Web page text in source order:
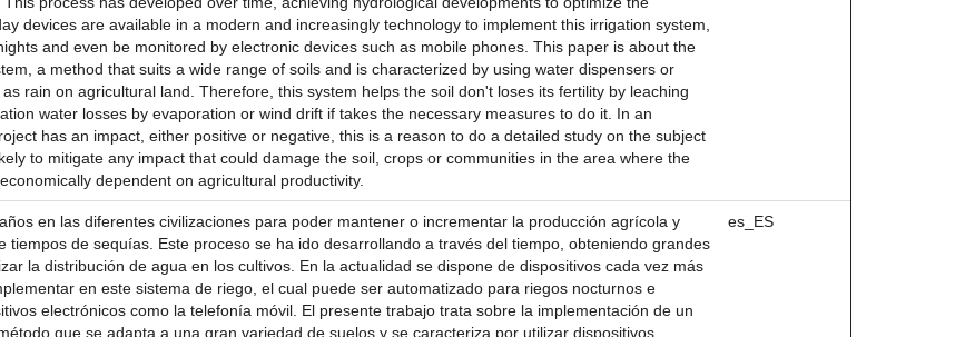
devices are available in a modern and increasingly technology to implement this irrigation system,
and even be monitored by electronic devices such as mobile phones. This paper is about the
a method that suits a wide range of soils and is characterized by using water dispensers or
rain on agricultural land. Therefore, this system helps the soil don't loses its fertility by leaching
water losses by evaporation or wind drift if takes the necessary measures to do it. In an
has an impact, either positive or negative, this is a reason to do a detailed study on the subject
to mitigate any impact that could damage the soil, crops or communities in the area where the
dependent on agricultural productivity.
en las diferentes civilizaciones para poder mantener o incrementar la producción agrícola y
tiempos de sequías. Este proceso se ha ido desarrollando a través del tiempo, obteniendo grandes
la distribución de agua en los cultivos. En la actualidad se dispone de dispositivos cada vez más
en este sistema de riego, el cual puede ser automatizado para riegos nocturnos e
electrónicos como la telefonía móvil. El presente trabajo trata sobre la implementación de un
que se adapta a una gran variedad de suelos y se caracteriza por utilizar dispositivos
es_ES